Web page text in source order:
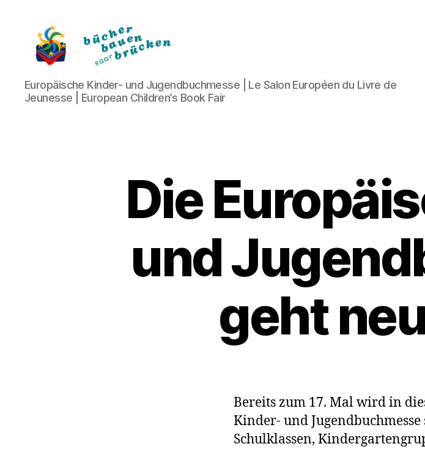
Bücher
bauen
Brücken
Europäische Kinder- und Jugendbuchmesse | Le Salon Européen du Livre de
Jeunesse | European Children’s Book Fair
Die
und
geht
Bereits zum 17. Mal wird in
Kinder- und
Schulklassen,